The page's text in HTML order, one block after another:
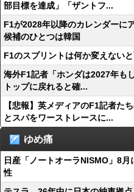
部目標を達成」「ザントフ...
F1が2028年以降のカレンダーに
候補のひとつは韓国
F1のスプリントは何か変えない
海外F1記者「ホンダは2027年も
トップに戻れると確...
【悲報】英メディアのF1記者た
とスパをワーストレースに...
ゆめ痛
日産「ノートオーラNISMO」8
性